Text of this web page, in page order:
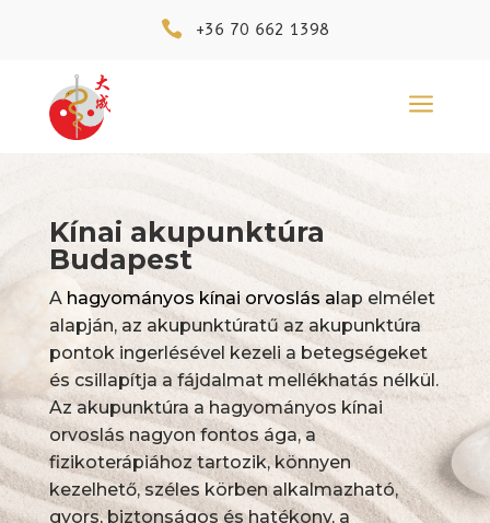
 +36 70 662 1398
a
Kínai akupunktúra
Budapest
A hagyományos kínai orvoslás alap elmélet
alapján, az akupunktúratű az akupunktúra
pontok ingerlésével kezeli a betegségeket
és csillapítja a fájdalmat mellékhatás nélkül.
Az akupunktúra a hagyományos kínai
orvoslás nagyon fontos ága, a
fizikoterápiához tartozik, könnyen
kezelhető, széles körben alkalmazható,
gyors, biztonságos és hatékony, a